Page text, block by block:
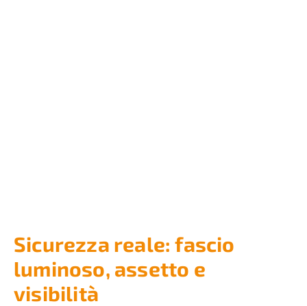
Sicurezza reale: fascio
luminoso, assetto e
visibilità